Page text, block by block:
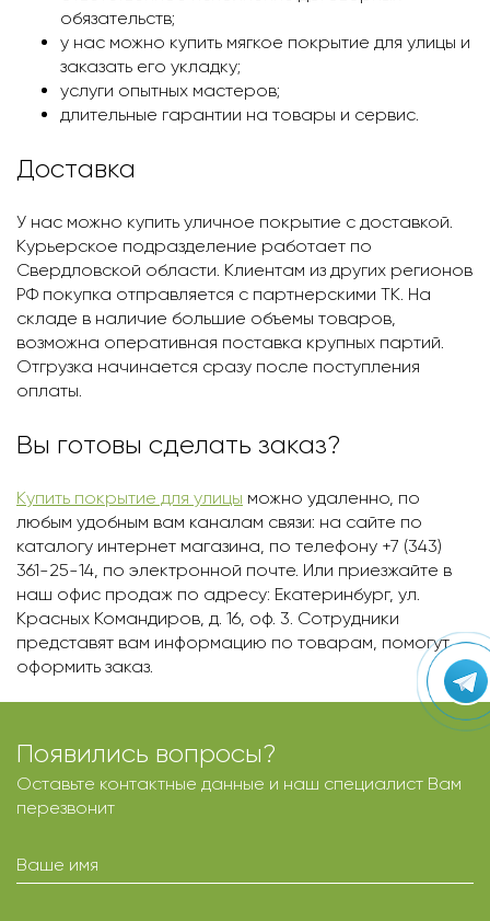
обязательств;
у нас можно купить мягкое покрытие для улицы и
заказать его укладку;
услуги опытных мастеров;
длительные гарантии на товары и сервис.
Доставка
У нас можно купить уличное покрытие с доставкой.
Курьерское подразделение работает по
Свердловской области. Клиентам из других регионов
РФ покупка отправляется с партнерскими ТК. На
складе в наличие большие объемы товаров,
возможна оперативная поставка крупных партий.
Отгрузка начинается сразу после поступления
оплаты.
Вы готовы сделать заказ?
Купить покрытие для улицы можно удаленно, по
любым удобным вам каналам связи: на сайте по
каталогу интернет магазина, по телефону +7 (343)
361-25-14, по электронной почте. Или приезжайте в
наш офис продаж по адресу: Екатеринбург, ул.
Красных Командиров, д. 16, оф. 3. Сотрудники
представят вам информацию по товарам, помогут
оформить заказ.
Появились вопросы?
Оставьте контактные данные и наш специалист Вам
перезвонит
Ваше имя